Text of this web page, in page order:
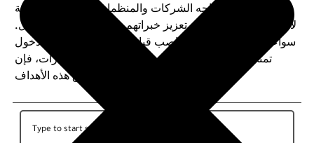
المعقدة التي تواجه الشركات والمنظمات، مما يجعلها مثالية
لأولئك الذين يرغبون في تعزيز خبراتهم وقيادتهم في بيئة العمل.
سواء كنت تسعى لتولي مناصب قيادية عليا، أو ترغب في دخول
عالم التدريس الأكاديمي أو الاستشارات، فإن DBA تمنحك